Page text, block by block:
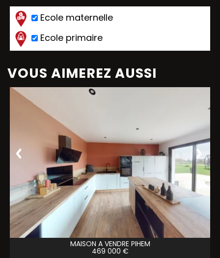
Ecole maternelle
Ecole primaire
VOUS AIMEREZ AUSSI
MAISON A VENDRE PIHEM
469 000 €